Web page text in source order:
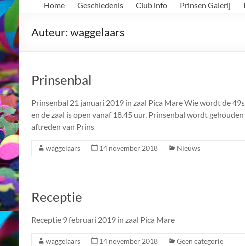
Home Geschiedenis Club info Prinsen Galerij
Auteur: waggelaars
Prinsenbal
Prinsenbal 21 januari 2019 in zaal Pica Mare Wie wordt de
en de zaal is open vanaf 18.45 uur. Prinsenbal wordt
aftreden van Prins
waggelaars 14 november 2018 Nieuws
Receptie
Receptie 9 februari 2019 in zaal Pica Mare
waggelaars 14 november 2018 Geen categorie